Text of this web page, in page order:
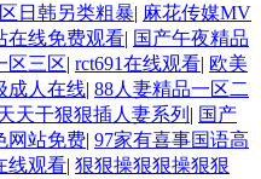
日韩另类粗暴| 麻花传媒MV
在线免费观看| 国产午夜精品
区三区| rct691在线观看| 欧美
成人在线| 88人妻精品一区二
天干狠狠插人妻系列 | 国产
网站免费| 97家有喜事国语高
线观看| 狠狠操狠狠操狠狠